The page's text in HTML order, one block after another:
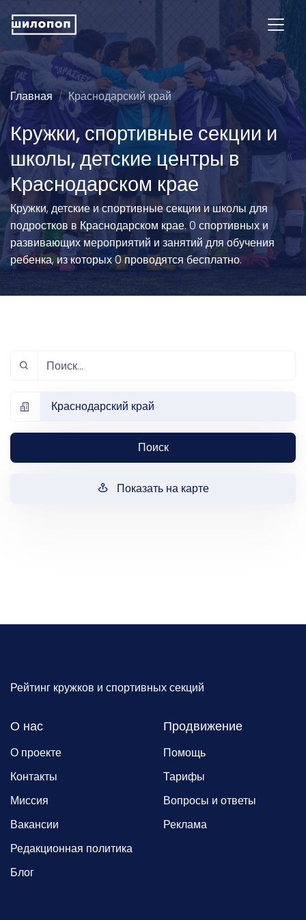
Главная Краснодарский край
Кружки, спортивные секции и
школы, детские центры в
Краснодарском крае
Кружки, детские и спортивные секции и школы для
подростков в Краснодарском крае. 0 спортивных и
развивающих мероприятий и занятий для обучения
ребенка, из которых 0 проводятся бесплатно.
Краснодарский край
Поиск
Показать на карте
Рейтинг кружков и спортивных секций
О нас
О проекте
Контакты
Миссия
Вакансии
Редакционная политика
Блог
Продвижение
Помощь
Тарифы
Вопросы и ответы
Реклама